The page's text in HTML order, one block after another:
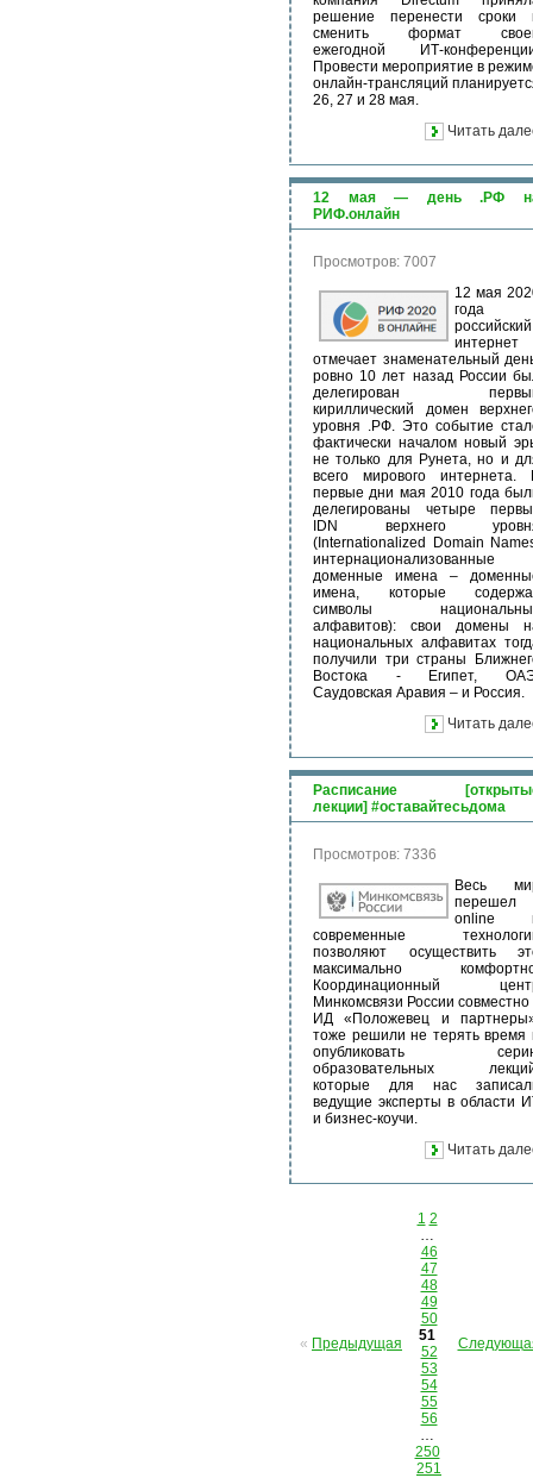
решение перенести сроки
сменить формат
ежегодной ИТ-
Провести мероприятие в
онлайн-трансляций
26, 27 и 28 мая.
Читать
12 мая — день .РФ
РИФ.онлайн
Просмотров: 7007
12 мая
года
российский
интернет
отмечает знаменательный
ровно 10 лет назад России
делегирован
кириллический домен
уровня .РФ. Это событие
фактически началом новый
не только для Рунета, но и
всего мирового интернета.
первые дни мая 2010 года
делегированы четыре
IDN верхнего
(Internationalized Domain
интернационализованные
доменные имена –
имена, которые
символы
алфавитов): свои домены
национальных алфавитах
получили три страны
Востока - Египет,
Саудовская Аравия – и Россия.
Читать
Расписание
лекции] #оставайтесьдома
Просмотров: 7336
Весь
перешел
online
современные
позволяют осуществить
максимально
Координационный
Минкомсвязи России совместно
ИД «Положевец и
тоже решили не терять время
опубликовать
образовательных
которые для нас
ведущие эксперты в области
и бизнес-коучи.
Читать
« Предыдущая
1 2
…
46
47
48
49
50
51
52
53
54
55
56
…
250
251